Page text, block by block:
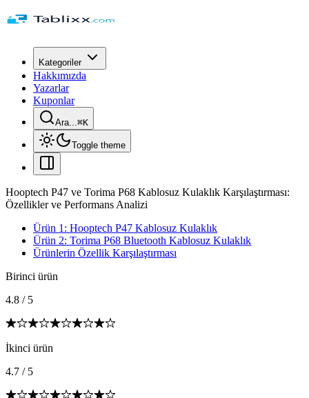
Kategoriler
Hakkımızda
Yazarlar
Kuponlar
Ara...⌘K
Toggle theme
Hooptech P47 ve Torima P68 Kablosuz Kulaklık Karşılaştırması:
Özellikler ve Performans Analizi
Ürün 1: Hooptech P47 Kablosuz Kulaklık
Ürün 2: Torima P68 Bluetooth Kablosuz Kulaklık
Ürünlerin Özellik Karşılaştırması
Birinci ürün
4.8 / 5
İkinci ürün
4.7 / 5